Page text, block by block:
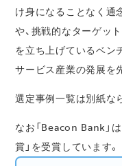
け身になることなく通
や、挑戦的なターゲッ
を立ち上げているベン
サービス産業の発展を
選定事例一覧は別紙な
なお「Beacon Bank」
賞」を受賞しています。